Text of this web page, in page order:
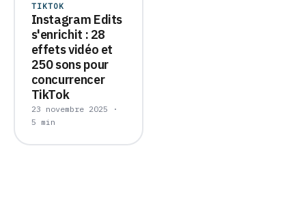
TIKTOK
Instagram Edits
s'enrichit : 28
effets vidéo et
250 sons pour
concurrencer
TikTok
23 novembre 2025 ·
5 min